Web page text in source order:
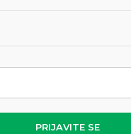
PRIJAVITE SE